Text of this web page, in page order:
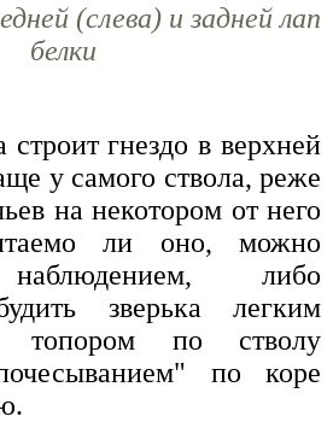
(слева) и задней лап
белки
гнездо в верхней
у самого ствола, реже
на некотором от него
ли оно, можно
либо
зверька легким
топором по стволу
по коре